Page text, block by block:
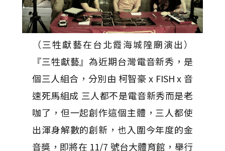
（三牲獻藝在台北霞海城隍廟演出）
『三牲獻藝』為近期台灣電音新秀，是
個三人組合，分別由 柯智豪 x FISH x 音
速死馬組成 三人都不是電音新秀而是老
咖了，但一起創作這個主體，三人都使
出渾身解數的創新，也入圍今年度的金
音獎，即將在 11/7 號台大體育館，舉行